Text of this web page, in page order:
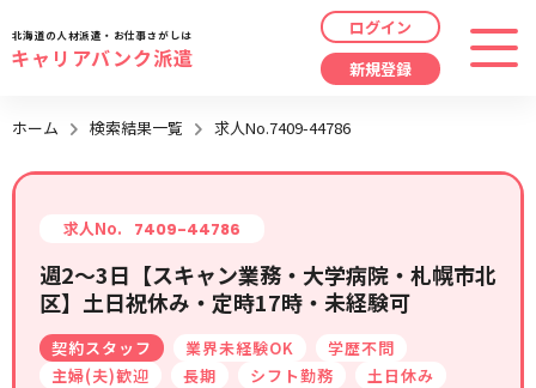
職種 指定なし
給与 時給/日給/月給から選択
こだわり 指定なし
最近見た求人
最近利用した検索条件
検索履歴はありません。
北海道の人材派遣・お仕事さがしは
キャリアバンク派遣
ログイン
新規登録
ホーム 検索結果一覧 求人No.7409-44786
求人No. 7409-44786
週2～3日【スキャン業務・大学病院・札幌市北
区】土日祝休み・定時17時・未経験可
契約スタッフ 業界未経験OK
学歴不問
主婦(夫)歓迎
長期 シフト勤務
土日休み